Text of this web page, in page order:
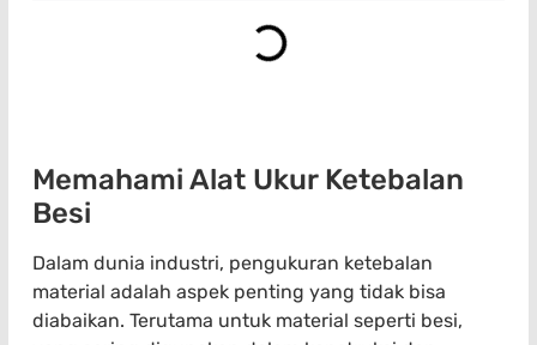
Memahami Alat Ukur Ketebalan
Besi
Dalam dunia industri, pengukuran ketebalan
material adalah aspek penting yang tidak bisa
diabaikan. Terutama untuk material seperti besi,